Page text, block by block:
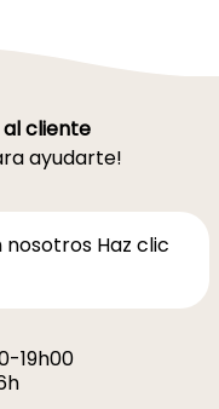
cliente
ayudarte!
Haz clic
19h00